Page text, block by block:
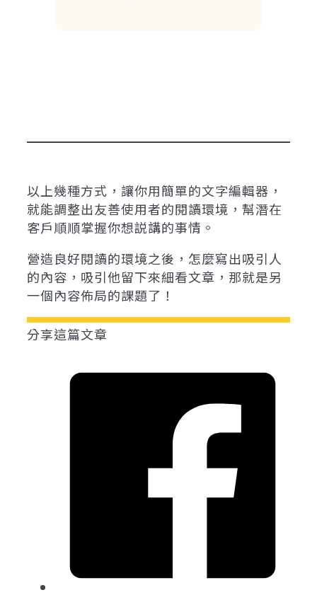
以上幾種方式，讓你用簡單的文字編輯器，
就能調整出友善使用者的閱讀環境，幫潛在
客戶順順掌握你想説講的事情。
營造良好閱讀的環境之後，怎麼寫出吸引人
的內容，吸引他留下來細看文章，那就是另
一個內容佈局的課題了！
分享這篇文章